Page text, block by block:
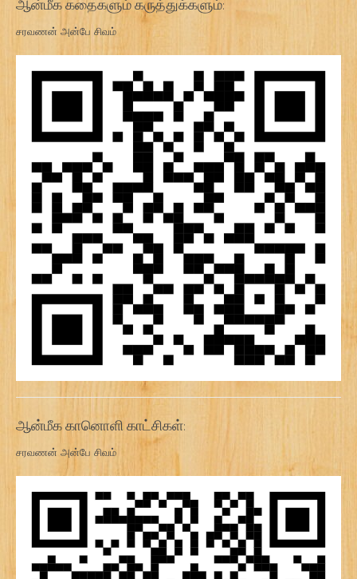
ஆன்மீக கதைகளும் கருத்துக்களும்:
சரவணன் அன்பே சிவம்
ஆன்மீக கானொளி காட்சிகள்:
சரவணன் அன்பே சிவம்